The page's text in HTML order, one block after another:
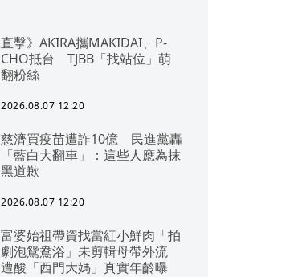
直擊》AKIRA攜MAKIDAI、P-
CHO抵台 TJBB「找站位」萌
翻粉絲
2026.08.07 12:20
慈濟買疫苗遭詐10億 民進黨轟
「藍白大翻車」：這些人應為抹
黑道歉
2026.08.07 12:20
富婆始祖帶資找當紅小鮮肉「拍
劇泡鴛鴦浴」未剪輯母帶外流
遭酸「西門大媽」真實年齡曝